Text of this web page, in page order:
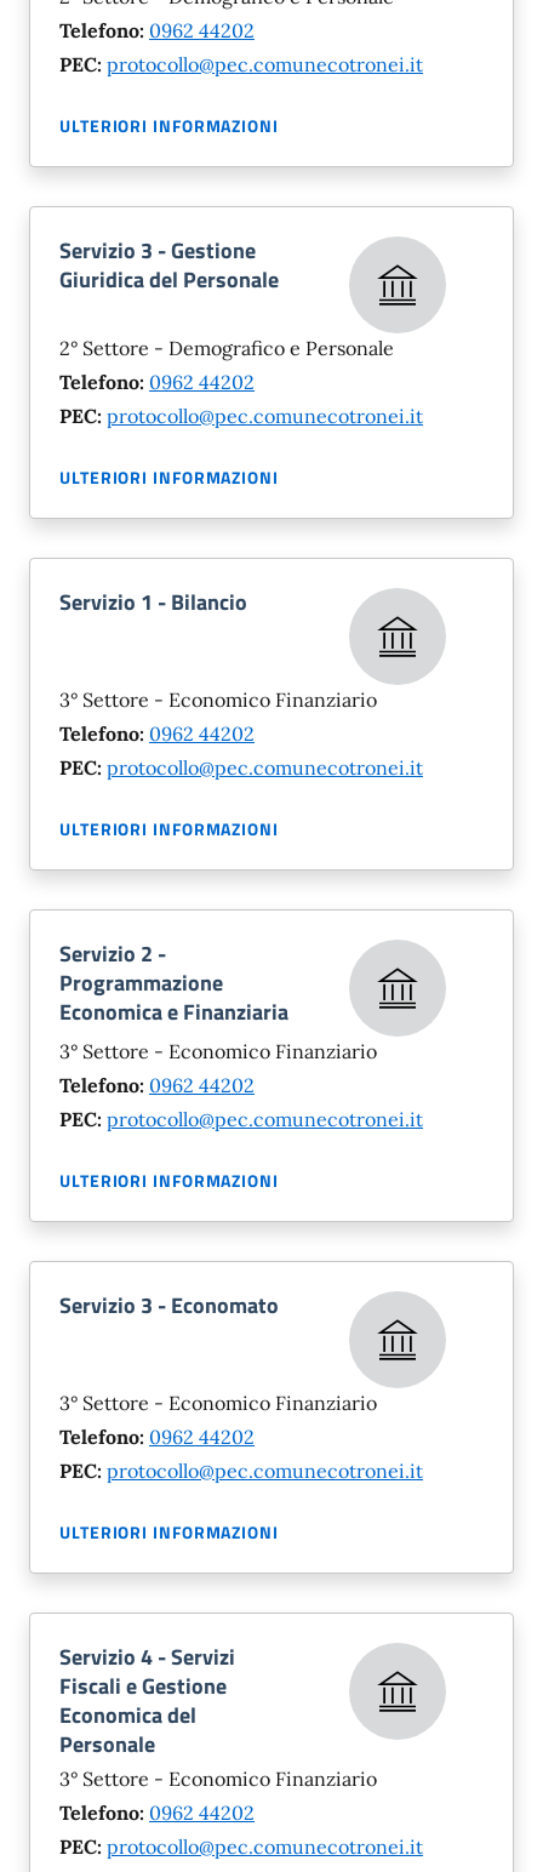
Telefono: 0962 44202
PEC: protocollo@pec.comunecotronei.it
ULTERIORI INFORMAZIONI
Servizio 3 - Gestione
Giuridica del Personale
2° Settore - Demografico e Personale
Telefono: 0962 44202
PEC: protocollo@pec.comunecotronei.it
ULTERIORI INFORMAZIONI
Servizio 1 - Bilancio
3° Settore - Economico Finanziario
Telefono: 0962 44202
PEC: protocollo@pec.comunecotronei.it
ULTERIORI INFORMAZIONI
Servizio 2 -
Programmazione
Economica e Finanziaria
3° Settore - Economico Finanziario
Telefono: 0962 44202
PEC: protocollo@pec.comunecotronei.it
ULTERIORI INFORMAZIONI
Servizio 3 - Economato
3° Settore - Economico Finanziario
Telefono: 0962 44202
PEC: protocollo@pec.comunecotronei.it
ULTERIORI INFORMAZIONI
Servizio 4 - Servizi
Fiscali e Gestione
Economica del
Personale
3° Settore - Economico Finanziario
Telefono: 0962 44202
PEC: protocollo@pec.comunecotronei.it